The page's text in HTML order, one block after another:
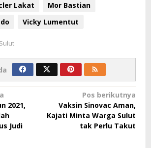
Lakat
Mor Bastian
Vicky Lumentut
2021,
Judi
Pos berikutnya
Vaksin Sinovac Aman,
Kajati Minta Warga Sulut
tak Perlu Takut